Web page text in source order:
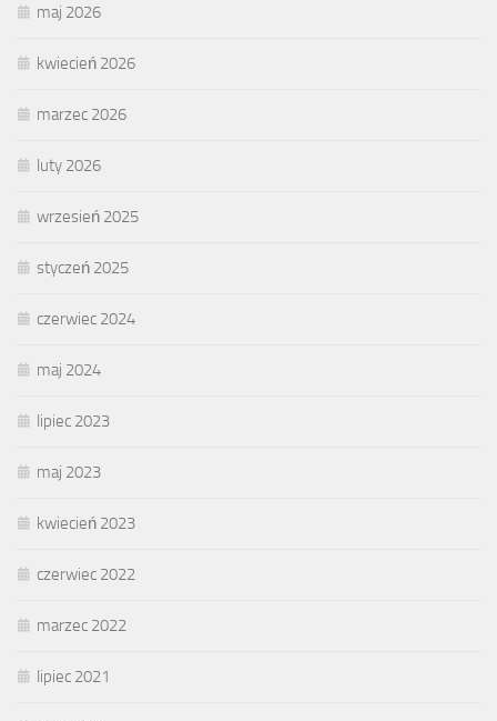
maj 2026
kwiecień 2026
marzec 2026
luty 2026
wrzesień 2025
styczeń 2025
czerwiec 2024
maj 2024
lipiec 2023
maj 2023
kwiecień 2023
czerwiec 2022
marzec 2022
lipiec 2021